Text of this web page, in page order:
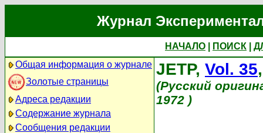
Журнал
НАЧАЛО ПОИСК
Общая информация о журнале
Золотые страницы
Адреса редакции
Содержание журнала
Сообщения редакции
JETP, Vol. 35
(Русский
1972 )